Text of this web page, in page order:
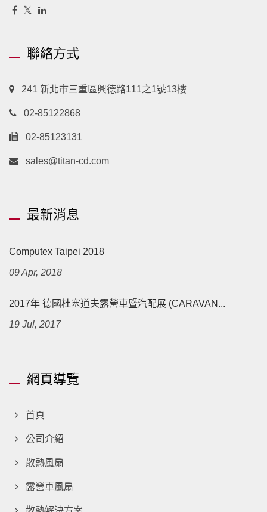
聯絡方式
241 新北市三重區興德路111之1號13樓
02-85122868
02-85123131
sales@titan-cd.com
最新消息
Computex Taipei 2018
09 Apr, 2018
2017年 德國杜塞道夫露營車暨汽配展 (CARAVAN...
19 Jul, 2017
網頁導覽
首頁
公司介紹
散熱風扇
露營車風扇